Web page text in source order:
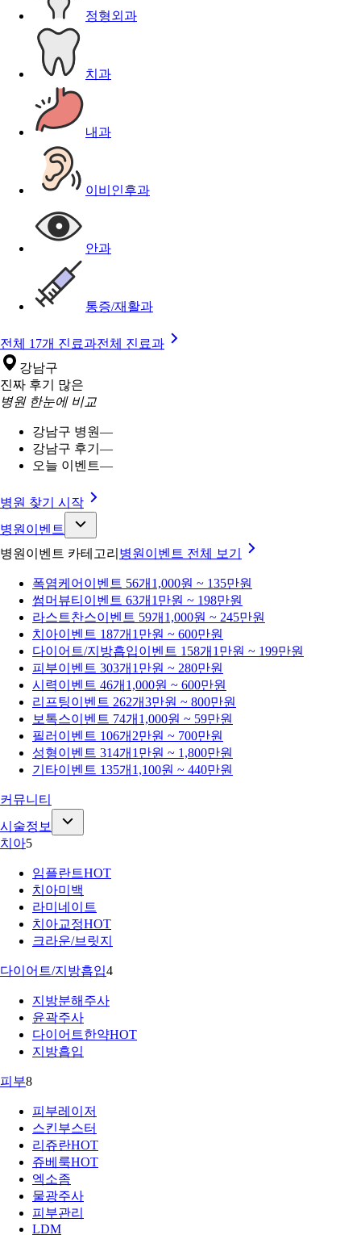
정형외과
치과
내과
이비인후과
안과
통증/재활과
전체 17개 진료과전체 진료과
강남구
진짜 후기 많은
병원 한눈에 비교
강남구 병원—
강남구 후기 —
오늘 이벤트—
병원 찾기 시작
병원이벤트
병원이벤트 카테고리 병원이벤트 전체 보기
폭염케어 이벤트 56개 1,000원 ~ 135만원
썸머뷰티 이벤트 63개 1만원 ~ 198만원
라스트찬스이벤트 59개 1,000원 ~ 245만원
치아이벤트 187개 1만원 ~ 600만원
다이어트/지방흡입이벤트 158개 1만원 ~ 199만원
피부이벤트 303개 1만원 ~ 280만원
시력이벤트 46개 1,000원 ~ 600만원
리프팅이벤트 262개3만원 ~ 800만원
보톡스이벤트 74개 1,000원 ~ 59만원
필러 이벤트 106개 2만원 ~ 700만원
성형이벤트 314개 1만원 ~ 1,800만원
기타이벤트 135개 1,100원 ~ 440만원
커뮤니티
시술정보
치아5
임플란트HOT
치아미백
라미네이트
치아교정HOT
크라운/브릿지
다이어트/지방흡입4
지방분해주사
윤곽주사
다이어트한약HOT
지방흡입
피부8
피부레이저
스킨부스터
리쥬란HOT
쥬베룩HOT
엑소좀
물광주사
피부관리
LDM